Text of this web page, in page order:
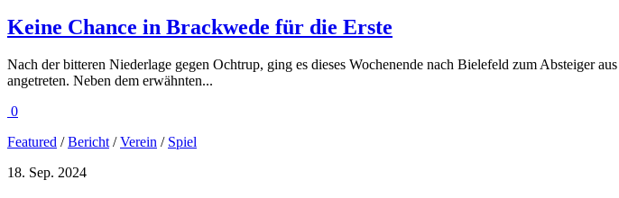
Keine Chance in Brackwede für die Erste
Nach der bitteren Niederlage gegen Ochtrup, ging es dieses Wochenende nach Bielefeld zum Absteiger
angetreten. Neben dem erwähnten...
0
Featured /Bericht/Verein / Spiel
18. Sep. 2024